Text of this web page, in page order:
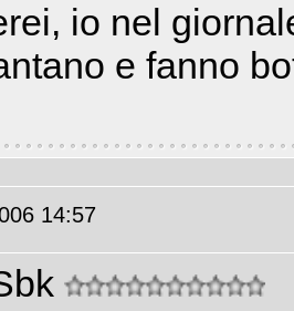
io nel
e fanno
14:57